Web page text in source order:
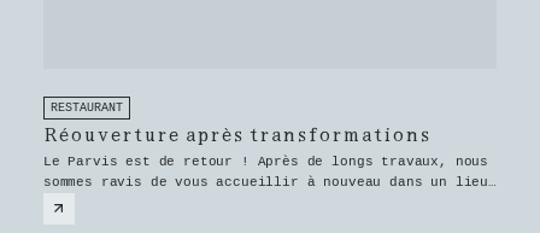
RESTAURANT
Réouverture après transformations
Le Parvis est de retour ! Après de longs travaux, nous
sommes ravis de vous accueillir à nouveau dans un lieu
rénové, chaleureux et convivial.